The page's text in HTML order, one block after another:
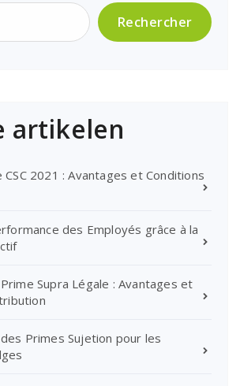
Rechercher
artikelen
CSC 2021 : Avantages et Conditions
des Employés grâce à la
Supra Légale : Avantages et
Primes Sujetion pour les